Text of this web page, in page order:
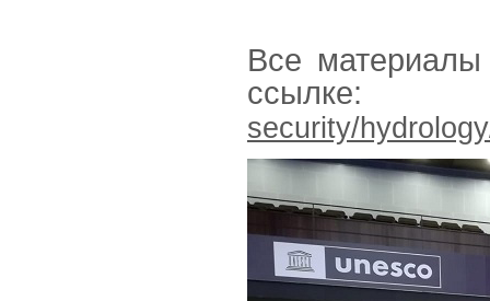
Все
security/